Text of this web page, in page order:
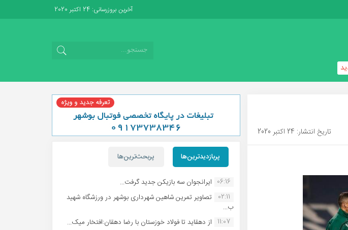
آخرین بروزرسانی: 24 اکتبر 2020
تاریخ انتشار: 24 اکتبر 2020
پربازدیدترین‌ها پربحث‌ترین‌ها
06:16 ایرانجوان سه بازیکن جدید گرفت...
02:11
تصاویر تمرین شاهین شهردارى بوشهر در ورزشگاه شهید
ب...
11:07 از دهقاید تا فولاد خوزستان با رضا دهقان:افتخار میک...